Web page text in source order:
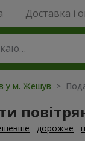
Доставка і
у м. Жешув >
дорожче